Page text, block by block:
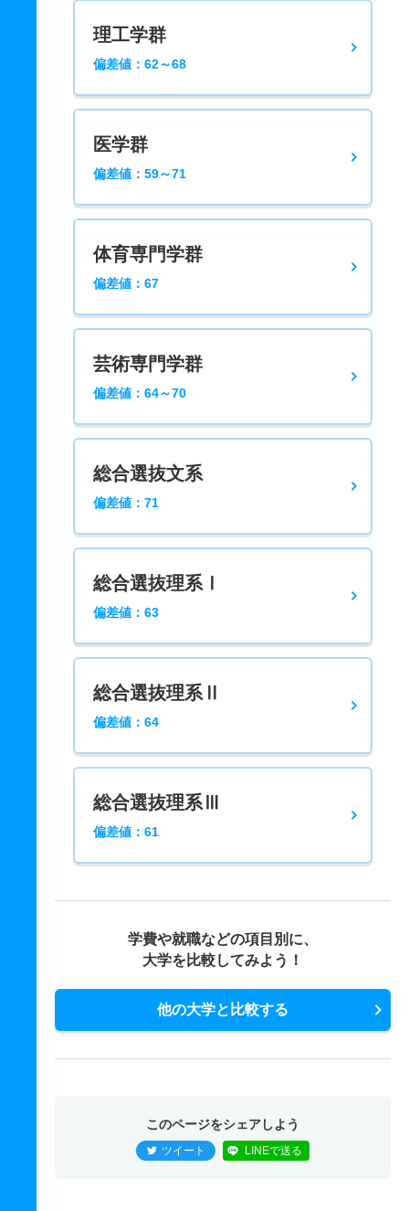
理工学群
偏差値：62～68
医学群
偏差値：59～71
体育専門学群
偏差値：67
芸術専門学群
偏差値：64～70
総合選抜文系
偏差値：71
総合選抜理系Ⅰ
偏差値：63
総合選抜理系Ⅱ
偏差値：64
総合選抜理系Ⅲ
偏差値：61
学費や就職などの項目別に、
大学を比較してみよう！
他の大学と比較する
このページをシェアしよう
ツイート LINEで送る